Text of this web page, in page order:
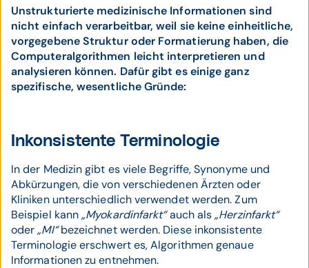
Unstrukturierte medizinische Informationen sind
nicht einfach verarbeitbar, weil sie keine einheitliche,
vorgegebene Struktur oder Formatierung haben, die
Computeralgorithmen leicht interpretieren und
analysieren können. Dafür gibt es einige ganz
spezifische, wesentliche Gründe:
Inkonsistente Terminologie
In der Medizin gibt es viele Begriffe, Synonyme und
Abkürzungen, die von verschiedenen Ärzten oder
Kliniken unterschiedlich verwendet werden. Zum
Beispiel kann„Myokardinfarkt“auch als„Herzinfarkt“
oder„MI“bezeichnet werden. Diese inkonsistente
Terminologie erschwert es, Algorithmen genaue
Informationen zu entnehmen.